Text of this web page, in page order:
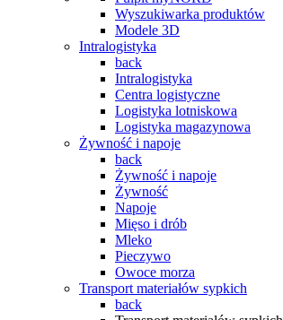
Wyszukiwarka produktów
Modele 3D
Intralogistyka
back
Intralogistyka
Centra logistyczne
Logistyka lotniskowa
Logistyka magazynowa
Żywność i napoje
back
Żywność i napoje
Żywność
Napoje
Mięso i drób
Mleko
Pieczywo
Owoce morza
Transport materiałów sypkich
back